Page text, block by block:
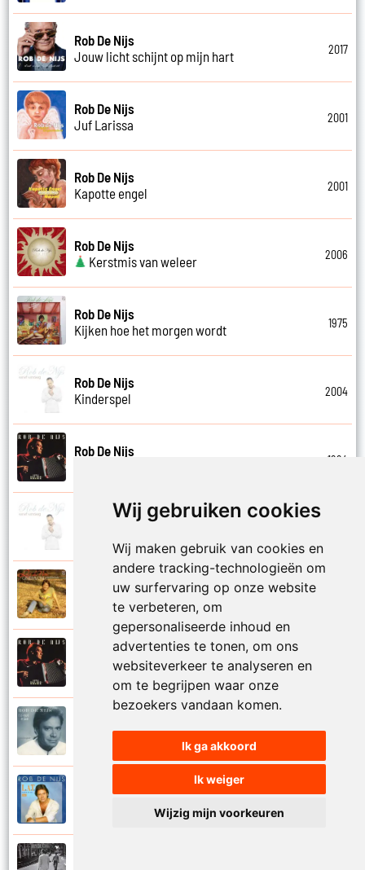
Wij gebruiken cookies
Wij maken gebruik van cookies en
andere tracking-technologieën om
uw surfervaring op onze website
te verbeteren, om
gepersonaliseerde inhoud en
advertenties te tonen, om ons
websiteverkeer te analyseren en
om te begrijpen waar onze
bezoekers vandaan komen.
Ik ga akkoord
Ik weiger
Wijzig mijn voorkeuren
Rob De Nijs
Jouw licht schijnt op mijn hart
2017
Rob De Nijs
Juf Larissa
2001
Rob De Nijs
Kapotte engel
2001
Rob De Nijs
Kerstmis van weleer
2006
Rob De Nijs
Kijken hoe het morgen wordt
1975
Rob De Nijs
Kinderspel
2004
Rob De Nijs
1994
Rob De Nijs
Rob De Nijs
Kleine man
Rob De Nijs
Kleine ster
Rob De Nijs